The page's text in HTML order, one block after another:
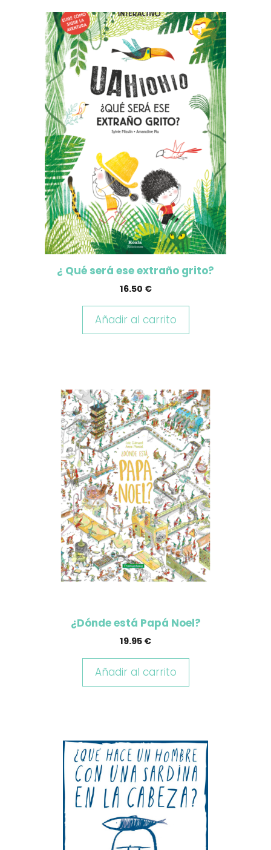
¿ Qué será ese extraño grito?
16.50 €
Añadir al carrito
¿Dónde está Papá Noel?
19.95 €
Añadir al carrito